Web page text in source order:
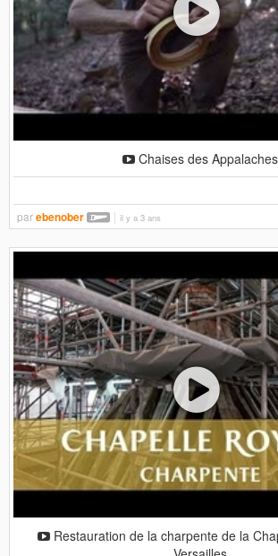
Chaises des Appalaches
parebenober il y a 3 ans
Restauration de la charpente de la